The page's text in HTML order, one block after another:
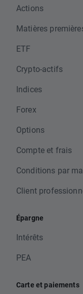
Actions
Matières
ETF
Crypto-actifs
Indices
Forex
Options
Compte et frais
Conditions par
Client
Épargne
Intérêts
PEA
Carte et paiements